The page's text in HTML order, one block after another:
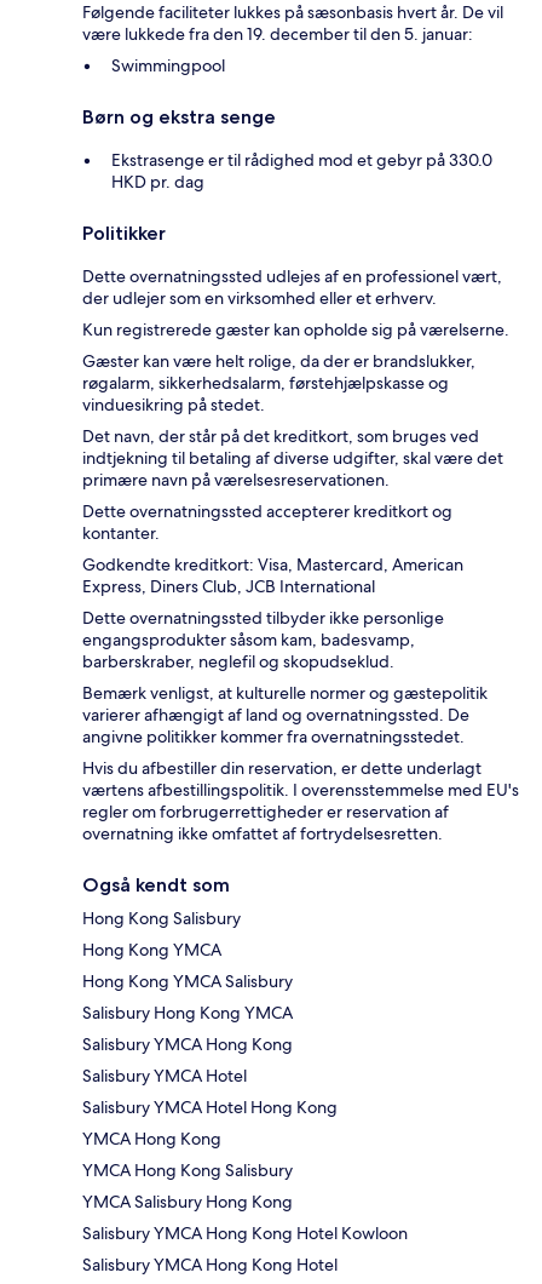
Følgende faciliteter lukkes på sæsonbasis hvert år. De vil
være lukkede fra den 19. december til den 5. januar:
Swimmingpool
Børn og ekstra senge
Ekstrasenge er til rådighed mod et gebyr på 330.0
HKD pr. dag
Politikker
Dette overnatningssted udlejes af en professionel vært,
der udlejer som en virksomhed eller et erhverv.
Kun registrerede gæster kan opholde sig på værelserne.
Gæster kan være helt rolige, da der er brandslukker,
røgalarm, sikkerhedsalarm, førstehjælpskasse og
vinduesikring på stedet.
Det navn, der står på det kreditkort, som bruges ved
indtjekning til betaling af diverse udgifter, skal være det
primære navn på værelsesreservationen.
Dette overnatningssted accepterer kreditkort og
kontanter.
Godkendte kreditkort: Visa, Mastercard, American
Express, Diners Club, JCB International
Dette overnatningssted tilbyder ikke personlige
engangsprodukter såsom kam, badesvamp,
barberskraber, neglefil og skopudseklud.
Bemærk venligst, at kulturelle normer og gæstepolitik
varierer afhængigt af land og overnatningssted. De
angivne politikker kommer fra overnatningsstedet.
Hvis du afbestiller din reservation, er dette underlagt
værtens afbestillingspolitik. I overensstemmelse med EU's
regler om forbrugerrettigheder er reservation af
overnatning ikke omfattet af fortrydelsesretten.
Også kendt som
Hong Kong Salisbury
Hong Kong YMCA
Hong Kong YMCA Salisbury
Salisbury Hong Kong YMCA
Salisbury YMCA Hong Kong
Salisbury YMCA Hotel
Salisbury YMCA Hotel Hong Kong
YMCA Hong Kong
YMCA Hong Kong Salisbury
YMCA Salisbury Hong Kong
Salisbury YMCA Hong Kong Hotel Kowloon
Salisbury YMCA Hong Kong Hotel